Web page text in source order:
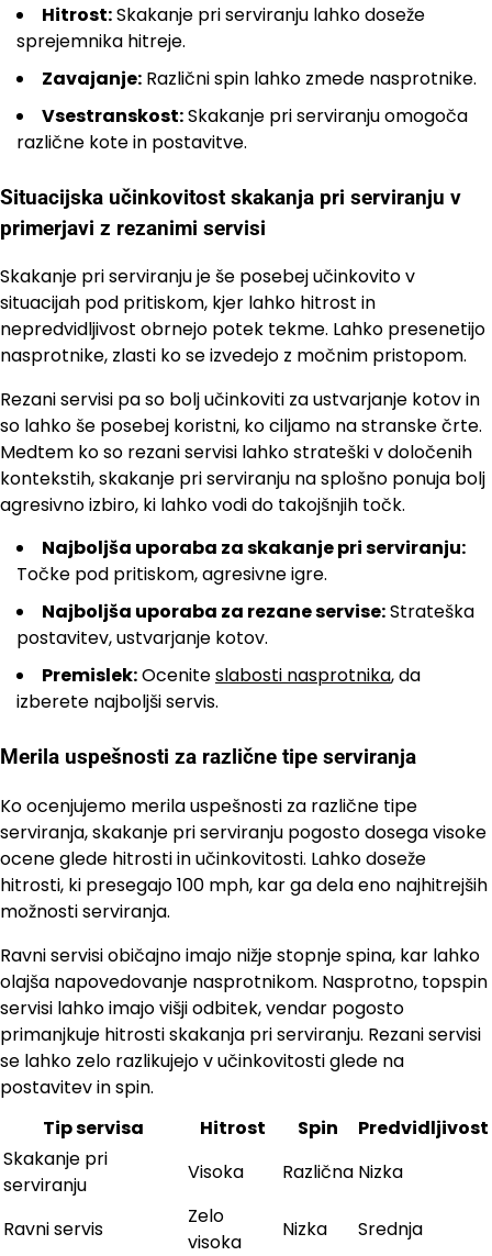
Hitrost:Skakanje pri serviranju lahko doseže
sprejemnika hitreje.
Zavajanje: Različni spin lahko zmede nasprotnike.
Vsestranskost:Skakanje pri serviranju omogoča
različne kote in postavitve.
Situacijska učinkovitost skakanja pri serviranju v
primerjavi z rezanimi servisi
Skakanje pri serviranju je še posebej učinkovito v
situacijah pod pritiskom, kjer lahko hitrost in
nepredvidljivost obrnejo potek tekme. Lahko presenetijo
nasprotnike, zlasti ko se izvedejo z močnim pristopom.
Rezani servisi pa so bolj učinkoviti za ustvarjanje kotov in
so lahko še posebej koristni, ko ciljamo na stranske črte.
Medtem ko so rezani servisi lahko strateški v določenih
kontekstih, skakanje pri serviranju na splošno ponuja bolj
agresivno izbiro, ki lahko vodi do takojšnjih točk.
Najboljša uporaba za skakanje pri serviranju:
Točke pod pritiskom, agresivne igre.
Najboljša uporaba za rezane servise:Strateška
postavitev, ustvarjanje kotov.
Premislek:Oceniteslabosti nasprotnika, da
izberete najboljši servis.
Merila uspešnosti za različne tipe serviranja
Ko ocenjujemo merila uspešnosti za različne tipe
serviranja, skakanje pri serviranju pogosto dosega visoke
ocene glede hitrosti in učinkovitosti. Lahko doseže
hitrosti, ki presegajo 100 mph, kar ga dela eno najhitrejših
možnosti serviranja.
Ravni servisi običajno imajo nižje stopnje spina, kar lahko
olajša napovedovanje nasprotnikom. Nasprotno, topspin
servisi lahko imajo višji odbitek, vendar pogosto
primanjkuje hitrosti skakanja pri serviranju. Rezani servisi
se lahko zelo razlikujejo v učinkovitosti glede na
postavitev in spin.
Tip servisa
Hitrost Spin
Predvidljivost
Skakanje pri
serviranju
Visoka Različna Nizka
Ravni servis
Zelo
visoka
Nizka
Srednja